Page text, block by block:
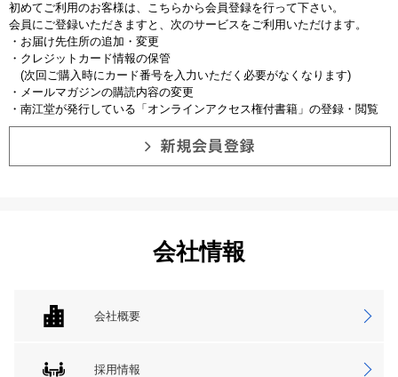
初めてご利用のお客様は、こちらから会員登録を行って下さい。
会員にご登録いただきますと、次のサービスをご利用いただけます。
・お届け先住所の追加・変更
・クレジットカード情報の保管
(次回ご購入時にカード番号を入力いただく必要がなくなります)
・メールマガジンの購読内容の変更
・南江堂が発行している「オンラインアクセス権付書籍」の登録・閲覧
会社情報
会社概要
採用情報